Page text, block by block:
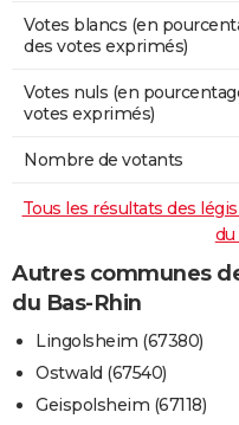
Votes blancs (en
des votes exprimés)
Votes nuls (en
votes exprimés)
Nombre de votants
Tous les résultats des
Autres communes
du Bas-Rhin
Lingolsheim (67380)
Ostwald (67540)
Geispolsheim (67118)